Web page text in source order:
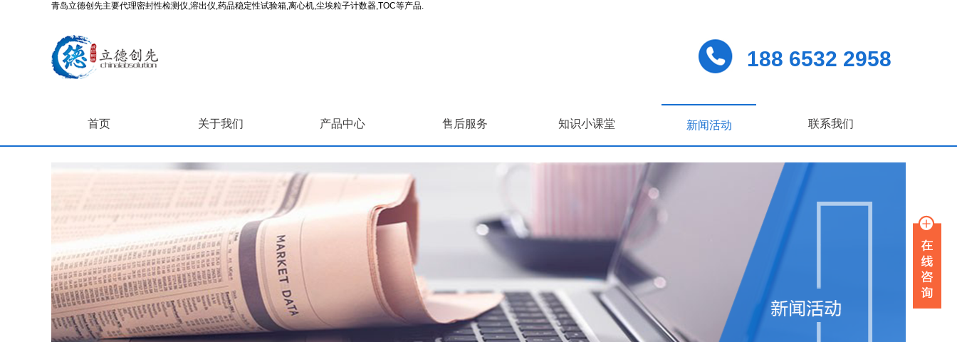
青岛立德创先主要代理密封性检测仪,溶出仪,药品稳定性试验箱,离心机,尘埃粒子计数器,TOC等产品.
188 6532 2958
首页 关于我们 产品中心 售后服务 知识小课堂 新闻活动 联系我们